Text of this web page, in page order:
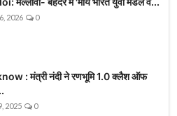
2026 0
: मंत्री नंदी ने रणभूमि 1.0 क्लैश ऑफ
2025 0